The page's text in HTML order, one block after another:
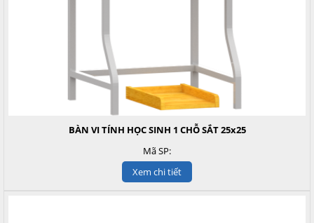
BÀN VI TÍNH HỌC SINH 1 CHỖ SẮT 25x25
Mã SP:
Xem chi tiết